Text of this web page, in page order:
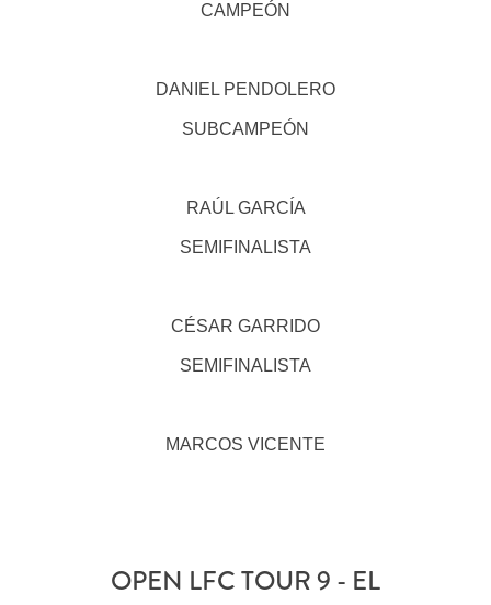
CAMPEÓN
DANIEL PENDOLERO
SUBCAMPEÓN
RAÚL GARCÍA
SEMIFINALISTA
CÉSAR GARRIDO
SEMIFINALISTA
MARCOS VICENTE
OPEN LFC TOUR 9 - EL